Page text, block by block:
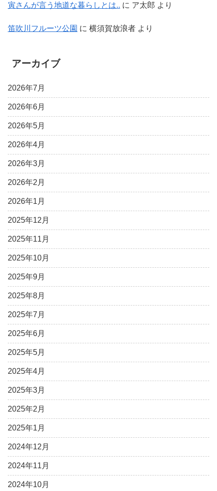
寅さんが言う地道な暮らしとは.. に ア太郎 より
笛吹川フルーツ公園 に 横須賀放浪者 より
アーカイブ
2026年7月
2026年6月
2026年5月
2026年4月
2026年3月
2026年2月
2026年1月
2025年12月
2025年11月
2025年10月
2025年9月
2025年8月
2025年7月
2025年6月
2025年5月
2025年4月
2025年3月
2025年2月
2025年1月
2024年12月
2024年11月
2024年10月